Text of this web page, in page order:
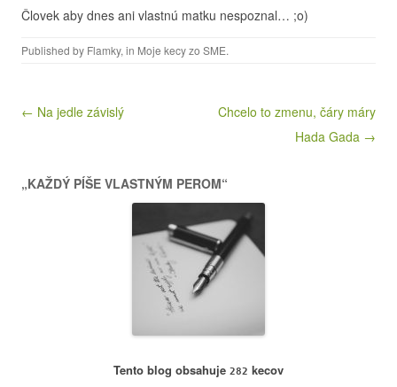
Človek aby dnes ani vlastnú matku nespoznal… ;o)
Published by Flamky, in Moje kecy zo SME.
Post navigation
← Na jedle závislý
Chcelo to zmenu, čáry máry
Hada Gada →
„KAŽDÝ PÍŠE VLASTNÝM PEROM“
Tento blog obsahuje 282 kecov